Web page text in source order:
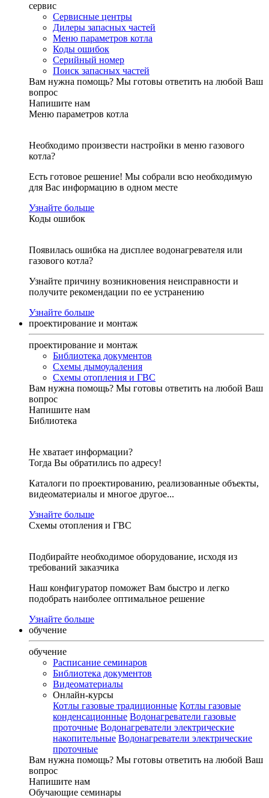
сервис
Сервисные центры
Дилеры запасных частей
Меню параметров котла
Коды ошибок
Серийный номер
Поиск запасных частей
Вам нужна помощь? Мы готовы ответить на любой Ваш
вопрос
Напишите нам
Меню параметров котла
Необходимо произвести настройки в меню газового
котла?
Есть готовое решение! Мы собрали всю необходимую
для Вас информацию в одном месте
Узнайте больше
Коды ошибок
Появилась ошибка на дисплее водонагревателя или
газового котла?
Узнайте причину возникновения неисправности и
получите рекомендации по ее устранению
Узнайте больше
проектирование и монтаж
проектирование и монтаж
Библиотека документов
Схемы дымоудаления
Схемы отопления и ГВС
Вам нужна помощь? Мы готовы ответить на любой Ваш
вопрос
Напишите нам
Библиотека
Не хватает информации?
Тогда Вы обратились по адресу!
Каталоги по проектированию, реализованные объекты,
видеоматериалы и многое другое...
Узнайте больше
Схемы отопления и ГВС
Подбирайте необходимое оборудование, исходя из
требований заказчика
Наш конфигуратор поможет Вам быстро и легко
подобрать наиболее оптимальное решение
Узнайте больше
обучение
обучение
Расписание семинаров
Библиотека документов
Видеоматериалы
Онлайн-курсы
Котлы газовые традиционные Котлы газовые
конденсационные Водонагреватели газовые
проточные Водонагреватели электрические
накопительные Водонагреватели электрические
проточные
Вам нужна помощь? Мы готовы ответить на любой Ваш
вопрос
Напишите нам
Обучающие семинары